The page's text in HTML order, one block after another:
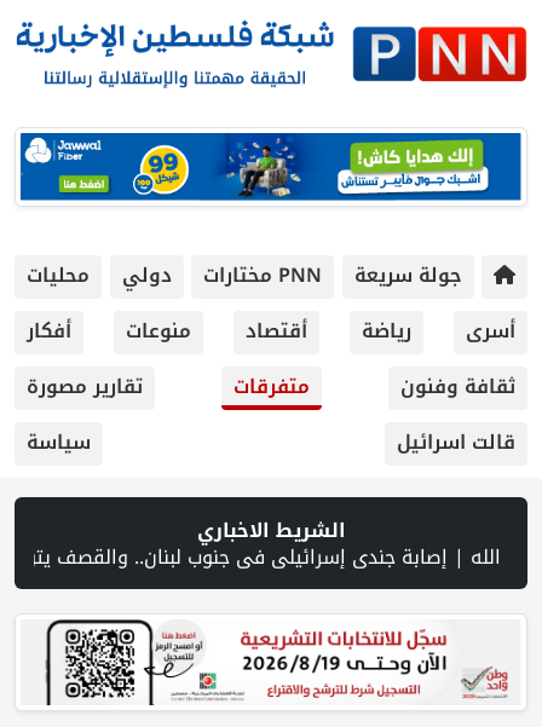
PNN مختارات دولي
محليات
رياضة
أقتصاد منوعات
أفكار
متفرقات
تقارير مصورة
الشريط الاخباري
شرق رام الله | منظمة التحرير: منظمة إسرائيلية توفر دعمًا للمستوطنين المتهمين بجرائم ضد الفلسطينيين | فانس: